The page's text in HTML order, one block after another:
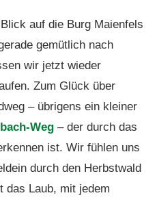
auf die Burg Maienfels
gemütlich nach
wir jetzt wieder
Zum Glück über
– übrigens ein kleiner
Weg – der durch das
ist. Wir fühlen uns
durch den Herbstwald
das Laub, mit jedem